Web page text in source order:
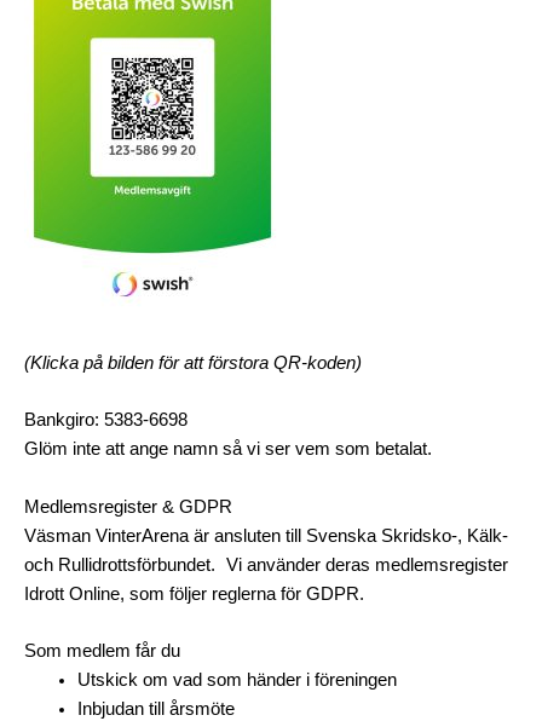
(Klicka på bilden för att förstora QR-koden)
Bankgiro: 5383-6698
Glöm inte att ange namn så vi ser vem som betalat.
Medlemsregister & GDPR
Väsman VinterArena är ansluten till Svenska Skridsko-, Kälk-
och Rullidrottsförbundet. Vi använder deras medlemsregister
Idrott Online, som följer reglerna för GDPR.
Som medlem får du
Utskick om vad som händer i föreningen
Inbjudan till årsmöte